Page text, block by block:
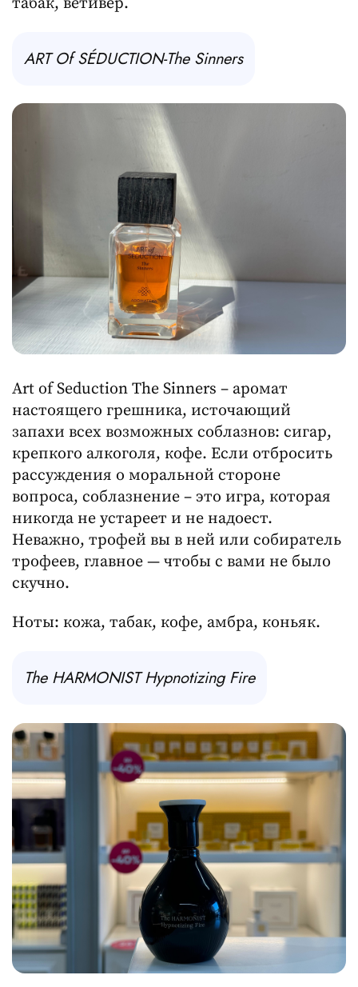
ART Of SÉDUCTION-The Sinners
Art of Seduction The Sinners – аромат
настоящего грешника, источающий
запахи всех возможных соблазнов: сигар,
крепкого алкоголя, кофе. Если отбросить
рассуждения о моральной стороне
вопроса, соблазнение – это игра, которая
никогда не устареет и не надоест.
Неважно, трофей вы в ней или собиратель
трофеев, главное — чтобы с вами не было
скучно.
Ноты: кожа, табак, кофе, амбра, коньяк.
The HARMONIST Hypnotizing Fire